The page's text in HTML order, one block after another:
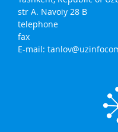
str A. Navoiy 28 B
telephone
fax
E-mail: